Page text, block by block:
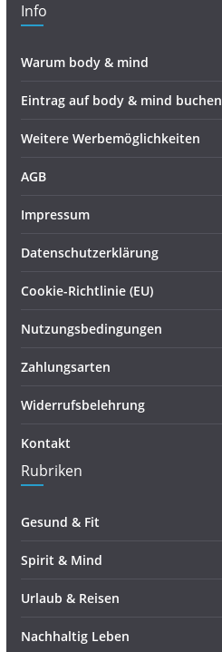
Info
Warum body & mind
Eintrag auf body & mind buchen
Weitere Werbemöglichkeiten
AGB
Impressum
Datenschutzerklärung
Cookie-Richtlinie (EU)
Nutzungsbedingungen
Zahlungsarten
Widerrufsbelehrung
Kontakt
Rubriken
Gesund & Fit
Spirit & Mind
Urlaub & Reisen
Nachhaltig Leben